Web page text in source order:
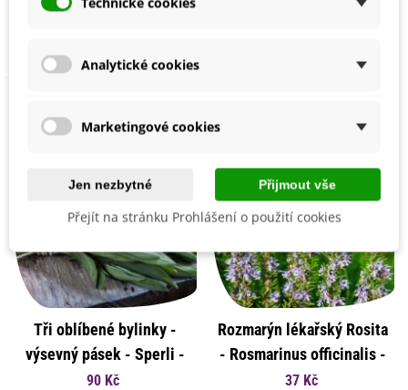
Tři oblíbené bylinky -
výsevný pásek - Sperli -
1 ks
90 Kč
Rozmarýn lékařský Rosita
- Rosmarinus officinalis -
osivo rozmarýnu - 50 ks
37 Kč
Analytické cookies
Marketingové cookies
Jen nezbytné Přijmout vše
Přejít na stránku Prohlášení o použití cookies